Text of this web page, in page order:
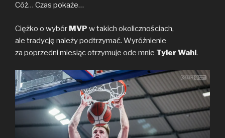
Cóż… Czas pokaże…
Ciężko o wybór MVP w takich okolicznościach,
ale tradycję należy podtrzymać. Wyróżnienie
za poprzedni miesiąc otrzymuje ode mnie Tyler Wahl.